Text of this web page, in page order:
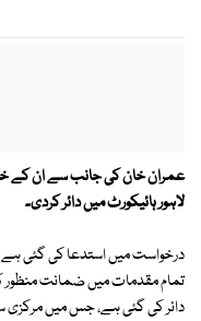
عمران خان کی جانب سے ان کے
لاہور ہائیکورٹ میں دائر کردی۔
درخواست میں استدعا کی گئی
دائر کی گئی ہے، جس میں مرکزی